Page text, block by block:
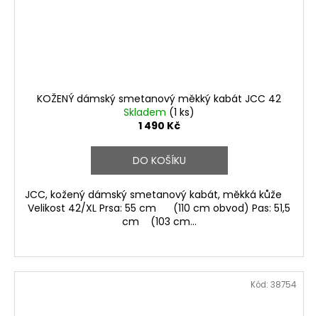
KOŽENÝ dámský smetanový měkký kabát JCC 42
Skladem (1 ks)
1 490 Kč
DO KOŠÍKU
JCC, kožený dámský smetanový kabát, měkká kůže
Velikost 42/XL Prsa: 55 cm (110 cm obvod) Pas: 51,5
cm (103 cm...
Kód: 38754